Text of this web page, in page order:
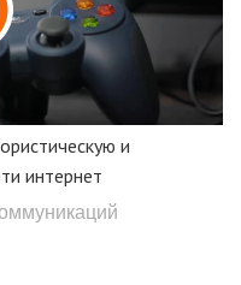
и
интернет